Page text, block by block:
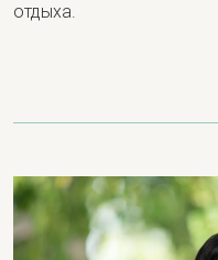
отдыха.